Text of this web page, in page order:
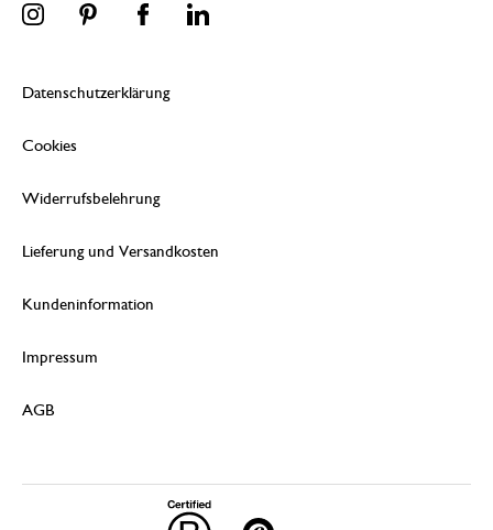
Datenschutzerklärung
Cookies
Widerrufsbelehrung
Lieferung und Versandkosten
Kundeninformation
Impressum
AGB